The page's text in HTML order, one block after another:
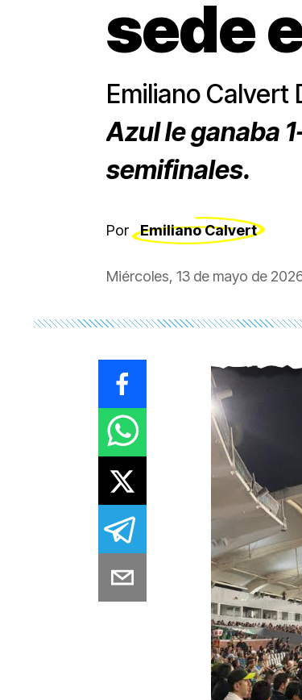
sede
Emiliano Calvert
Azul le ganaba
semifinales.
Por Emiliano Calvert
Miércoles, 13 de mayo de